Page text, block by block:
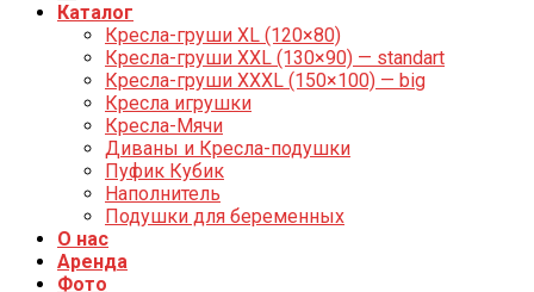
Каталог
Кресла-груши XL (120×80)
Кресла-груши XXL (130×90) — standart
Кресла-груши XXXL (150×100) — big
Кресла игрушки
Кресла-Мячи
Диваны и Кресла-подушки
Пуфик Кубик
Наполнитель
Подушки для беременных
О нас
Аренда
Фото